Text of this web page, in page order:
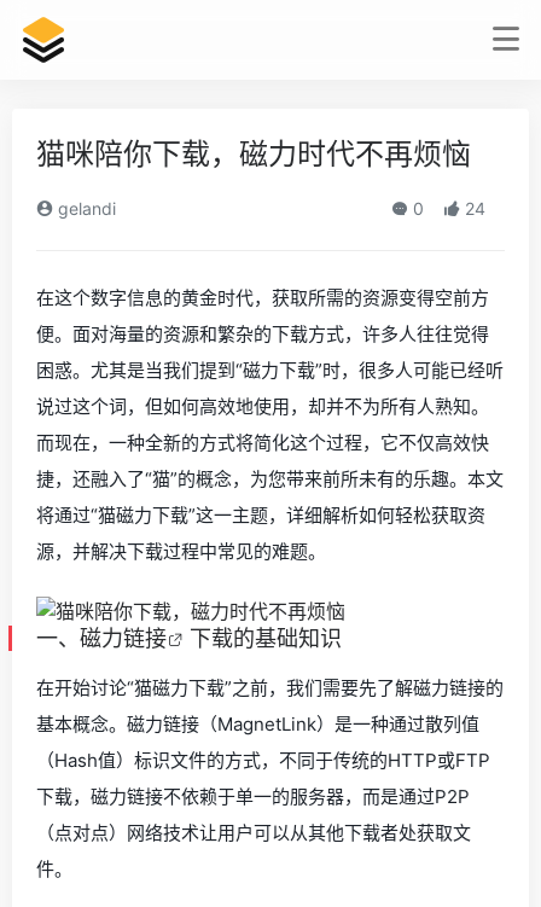
猫咪陪你下载，磁力时代不再烦恼
gelandi 0 24
在这个数字信息的黄金时代，获取所需的资源变得空前方
便。面对海量的资源和繁杂的下载方式，许多人往往觉得
困惑。尤其是当我们提到“磁力下载”时，很多人可能已经听
说过这个词，但如何高效地使用，却并不为所有人熟知。
而现在，一种全新的方式将简化这个过程，它不仅高效快
捷，还融入了“猫”的概念，为您带来前所未有的乐趣。本文
将通过“猫磁力下载”这一主题，详细解析如何轻松获取资
源，并解决下载过程中常见的难题。
一、 磁力链接 下载的基础知识
在开始讨论“猫磁力下载”之前，我们需要先了解磁力链接的
基本概念。磁力链接（MagnetLink）是一种通过散列值
（Hash值）标识文件的方式，不同于传统的HTTP或FTP
下载，磁力链接不依赖于单一的服务器，而是通过P2P
（点对点）网络技术让用户可以从其他下载者处获取文
件。